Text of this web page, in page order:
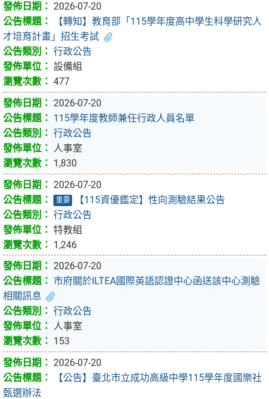
2026-07-20
【轉知】教育部「115學年度高中學生科學研究人
才培育計畫」招生考試
行政公告
設備組
477
2026-07-20
115學年度教師兼任行政人員名單
行政公告
人事室
1,830
2026-07-20
重要
【115資優鑑定】性向測驗結果公告
行政公告
特教組
1,246
2026-07-20
市府關於ILTEA國際英語認證中心函送該中心測驗
相關訊息
行政公告
人事室
153
2026-07-20
【公告】臺北市立成功高級中學115學年度國樂社
甄選辦法